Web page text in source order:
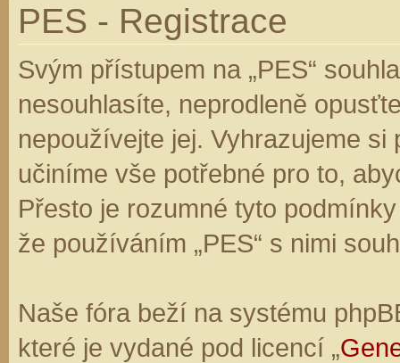
PES - Registrace
Svým přístupem na „PES“
nesouhlasíte, neprodleně
nepoužívejte jej. Vyhrazujeme
učiníme vše potřebné pro to,
Přesto je rozumné tyto
že používáním „PES“ s nimi
Naše fóra beží na systému
které je vydané pod licencí „